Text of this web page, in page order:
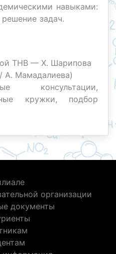
навыками:
решение задач.
ТНВ — Х. Шарипова
Мамадалиева)
консультации,
кружки, подбор
организации
документы